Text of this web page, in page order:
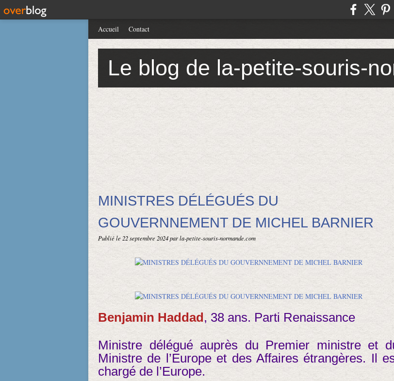
Le blog de la-petite-souris-
Accueil Contact
MINISTRES DÉLÉGUÉS DU
GOUVERNNEMENT DE MICHEL BARNIER
Publié le 22 septembre 2024par la-petite-souris-normande.com
Benjamin Haddad, 38 ans. Parti Renaissance
Ministre délégué auprès du Premier ministre et
Ministre de l’Europe et des Affaires étrangères. Il
chargé de l’Europe.